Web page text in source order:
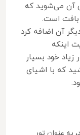
آن می‌شوید که
بافت است.
آن اضافه کرد
اینکه
زیاد خود بسیار
که با اشیای